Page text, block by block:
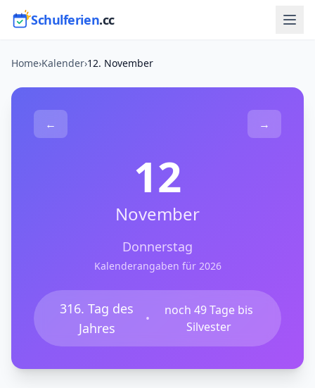
Schulferien.cc
Home›Kalender›12. November
← →
12
November
Donnerstag
Kalenderangaben für 2026
316. Tag des
Jahres
•
noch 49 Tage bis
Silvester